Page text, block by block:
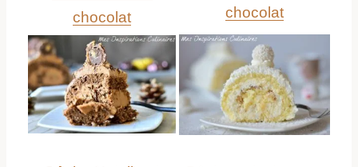
chocolat
chocolat